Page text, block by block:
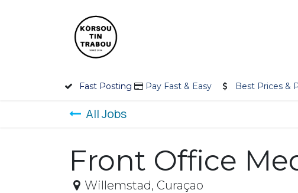
Fast Posting Pay Fast & Easy Best Prices &
All Jobs
Front Office
Willemstad, Curaçao